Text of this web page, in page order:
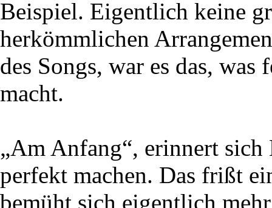
Beispiel. Eigentlich keine
herkömmlichen
des Songs, war es das,
macht.
„Am Anfang“, erinnert
perfekt machen. Das frißt
bemüht sich eigentlich